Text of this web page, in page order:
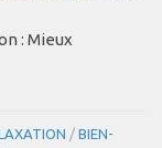
: Mieux
/ BIEN-